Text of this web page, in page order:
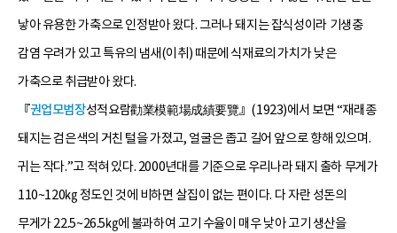
낳아 유용한 가축으로 인정받아 왔다. 그러나 돼지는 잡식성이라 기생충
감염 우려가 있고 특유의 냄새(이취) 때문에 식재료의 가치가 낮은
가축으로 취급받아 왔다.
『권업모범장성적요람勸業模範場成績要覽』(1923)에서 보면 “재래종
돼지는 검은색의 거친 털을 가졌고, 얼굴은 좁고 길어 앞으로 향해 있으며.
귀는 작다.”고 적혀 있다. 2000년대를 기준으로 우리나라 돼지 출하 무게가
110~120㎏ 정도인 것에 비하면 살집이 없는 편이다. 다 자란 성돈의
무게가 22.5~26.5㎏에 불과하여 고기 수율이 매우 낮아 고기 생산을